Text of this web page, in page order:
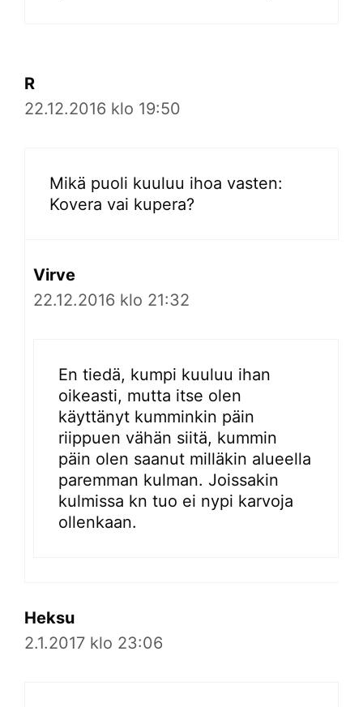
R
22.12.2016 klo 19:50
Mikä puoli kuuluu ihoa vasten:
Kovera vai kupera?
Virve
22.12.2016 klo 21:32
En tiedä, kumpi kuuluu ihan
oikeasti, mutta itse olen
käyttänyt kumminkin päin
riippuen vähän siitä, kummin
päin olen saanut milläkin alueella
paremman kulman. Joissakin
kulmissa kn tuo ei nypi karvoja
ollenkaan.
Heksu
2.1.2017 klo 23:06